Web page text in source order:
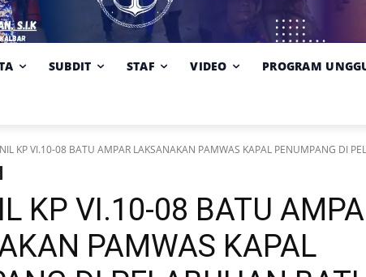
SUBDIT STAF VIDEO PROGRAM
KP VI.10-08 BATU AMPAR LAKSANAKAN PAMWAS KAPAL PENUMPANG DI
KP VI.10-08 BATU
PAMWAS KAPAL